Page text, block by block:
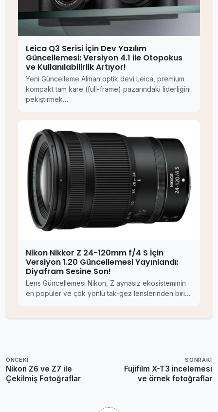
Leica Q3 Serisi İçin Dev Yazılım
Güncellemesi: Versiyon 4.1 ile Otopokus
ve Kullanılabilirlik Artıyor!
Yeni Güncelleme Alman optik devi Leica, premium
kompakt tam kare (full-frame) pazarındaki liderliğini
pekiştirmek…
Nikon Nikkor Z 24-120mm f/4 S İçin
Versiyon 1.20 Güncellemesi Yayınlandı:
Diyafram Sesine Son!
Lens Güncellemesi Nikon, Z aynasız ekosisteminin
en popüler ve çok yönlü tak-gez lenslerinden biri…
ÖNCEKI
Nikon Z6 ve Z7 ile
Çekilmiş Fotoğraflar
SONRAKI
Fujifilm X-T3 incelemesi
ve örnek fotoğraflar